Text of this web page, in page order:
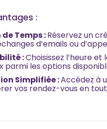
:
de Temps :Réservez un
d’emails ou
:Choisissez l’heure
parmi les options
Simplifiée :Accédez à
vos rendez-vous en